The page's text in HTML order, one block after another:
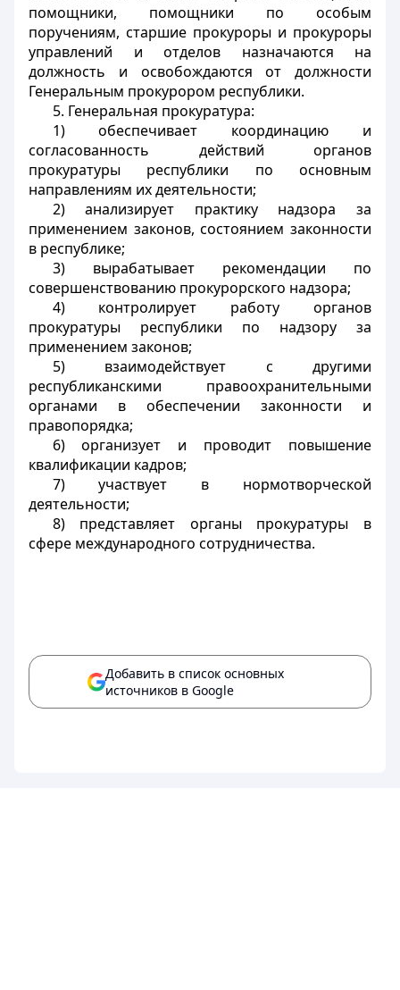
помощники, помощники по особым
поручениям, старшие прокуроры и прокуроры
управлений и отделов назначаются на
должность и освобождаются от должности
Генеральным прокурором республики.
5. Генеральная прокуратура:
1) обеспечивает координацию и
согласованность действий органов
прокуратуры республики по основным
направлениям их деятельности;
2) анализирует практику надзора за
применением законов, состоянием законности
в республике;
3) вырабатывает рекомендации по
совершенствованию прокурорского надзора;
4) контролирует работу органов
прокуратуры республики по надзору за
применением законов;
5) взаимодействует с другими
республиканскими правоохранительными
органами в обеспечении законности и
правопорядка;
6) организует и проводит повышение
квалификации кадров;
7) участвует в нормотворческой
деятельности;
8) представляет органы прокуратуры в
сфере международного сотрудничества.
Добавить в список основных
источников в Google